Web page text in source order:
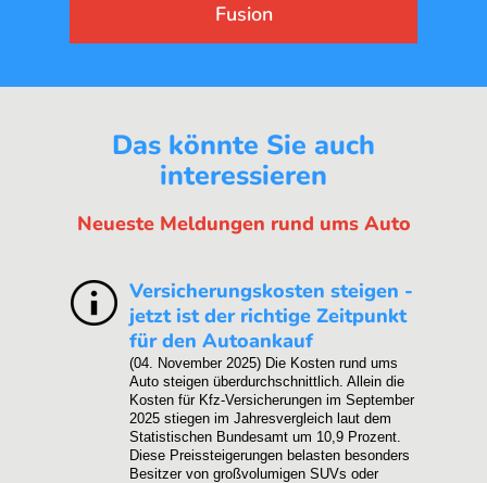
Punto
Das könnte Sie auch
interessieren
Neueste Meldungen rund ums Auto
Versicherungskosten steigen -
jetzt ist der richtige Zeitpunkt
für den Autoankauf
(04. November 2025) Die Kosten rund ums
Auto steigen überdurchschnittlich. Allein die
Kosten für Kfz-Versicherungen im September
2025 stiegen im Jahresvergleich laut dem
Statistischen Bundesamt um 10,9 Prozent.
Diese Preissteigerungen belasten besonders
Besitzer von großvolumigen SUVs oder